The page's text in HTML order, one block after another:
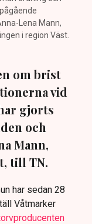
Lena Mann,
i region Väst.
om brist
vid
gjorts
och
Mann,
till TN.
har sedan 28
Våtmarker